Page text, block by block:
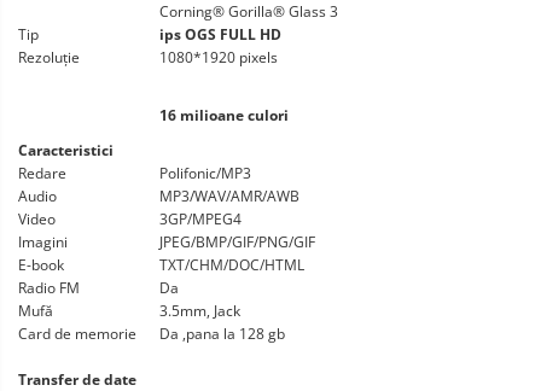
Corning® Gorilla® Glass 3
Tip
ips OGS FULL HD
Rezoluție
1080*1920 pixels
16 milioane culori
Caracteristici
Redare
Polifonic/MP3
Audio
MP3/WAV/AMR/AWB
Video
3GP/MPEG4
Imagini
JPEG/BMP/GIF/PNG/GIF
E-book
TXT/CHM/DOC/HTML
Radio FM
Da
Mufă
3.5mm, Jack
Card de memorie
Da ,pana la 128 gb
Transfer de date